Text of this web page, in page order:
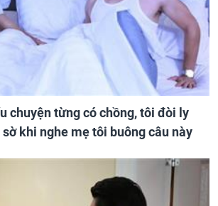
chuyện từng có chồng, tôi đòi ly
khi nghe mẹ tôi buông câu này